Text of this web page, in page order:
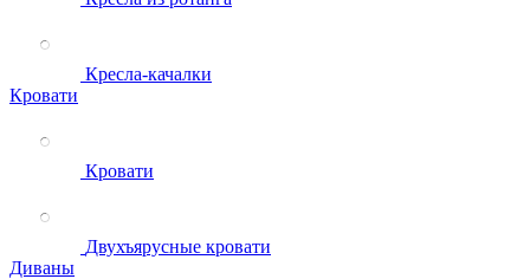
Кресла-качалки
Кровати
Кровати
Двухъярусные кровати
Диваны